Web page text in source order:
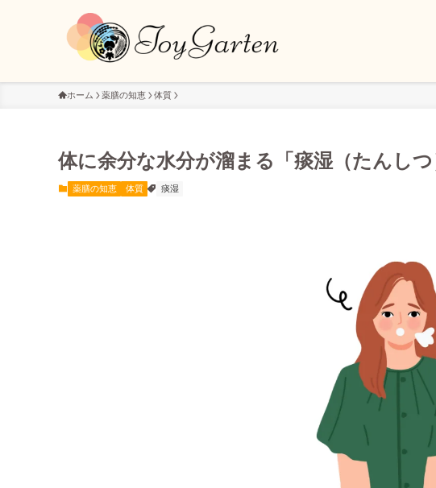
ホーム 薬膳の知恵 体質
体に余分な水分が溜まる「痰湿（たんし
薬膳の知恵 体質 痰湿